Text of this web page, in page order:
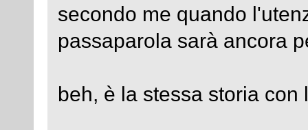
secondo me quando
passaparola sarà ancora
beh, è la stessa storia con